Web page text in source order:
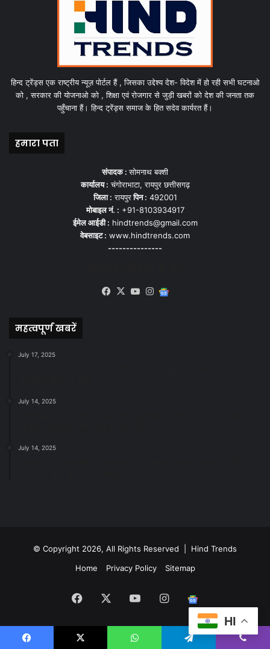
हिन्द ट्रेंड्स एक राष्ट्रीय न्यूज़ पोर्टल हैं , जिसका उद्देश्य देश- विदेश में हो रही सभी घटनाओ
को , सरकार की योजनाओ को , शिक्षा एवं रोजगार से जुड़ी खबरों को देश की जनता तक
पहुँचाना हैं। हिन्द ट्रेंड्स समाज के हित सदेव कार्यरत हैं।
हमारा पता
संपादक :सोमनाथ बक्शी
कार्यालय : चंगोराभाटा, रायपुर छत्तीसगढ़
जिला : रायपुरपिन : 492001
मोबाइल नं. : +91-8103934917
ईमेल आईडी : hindtrends@gmail.com
वेबसाइट : www.hindtrends.com
---------------
Facebook
X YouTubeInstagram
महत्वपूर्ण खबरें
July 17, 2025
July 14, 2025
July 14, 2025
© Copyright 2026, All Rights Reserved | Hind Trends
Home
Privacy Policy Sitemap
Facebook YouTubeInstagram
News
HI